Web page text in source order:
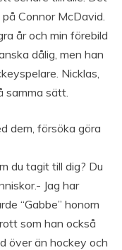
Connor McDavid.
år och min förebild
dålig, men han
Nicklas,
samma sätt.
dem, försöka göra
du tagit till dig? Du
Jag har
“Gabbe” honom
som han också
över än hockey och